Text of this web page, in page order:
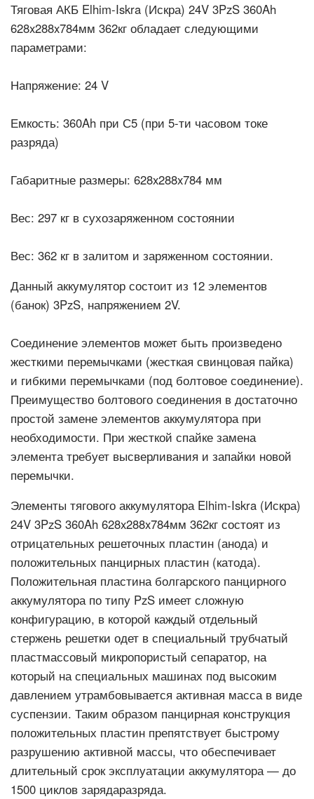
Тяговая АКБ Elhim-Iskra (Искра) 24V 3PzS 360Ah
628x288x784мм 362кг обладает следующими
параметрами:
Напряжение: 24 V
Емкость: 360Ah при С5 (при 5-ти часовом токе
разряда)
Габаритные размеры: 628x288x784 мм
Вес: 297 кг в сухозаряженном состоянии
Вес: 362 кг в залитом и заряженном состоянии.
Данный аккумулятор состоит из 12 элементов
(банок) 3PzS, напряжением 2V.
Соединение элементов может быть произведено
жесткими перемычками (жесткая свинцовая пайка)
и гибкими перемычками (под болтовое соединение).
Преимущество болтового соединения в достаточно
простой замене элементов аккумулятора при
необходимости. При жесткой спайке замена
элемента требует высверливания и запайки новой
перемычки.
Элементы тягового аккумулятора Elhim-Iskra (Искра)
24V 3PzS 360Ah 628x288x784мм 362кг состоят из
отрицательных решеточных пластин (анода) и
положительных панцирных пластин (катода).
Положительная пластина болгарского панцирного
аккумулятора по типу PzS имеет сложную
конфигурацию, в которой каждый отдельный
стержень решетки одет в специальный трубчатый
пластмассовый микропористый сепаратор, на
который на специальных машинах под высоким
давлением утрамбовывается активная масса в виде
суспензии. Таким образом панцирная конструкция
положительных пластин препятствует быстрому
разрушению активной массы, что обеспечивает
длительный срок эксплуатации аккумулятора — до
1500 циклов зарядаразряда.